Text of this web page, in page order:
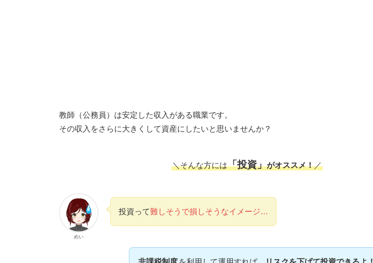
教師（公務員）は安定した収入がある職業です。
その収入をさらに大きくして資産にしたいと思いませんか？
＼そんな方には「投資」がオススメ！／
めい
投資って難しそうで損しそうなイメージ…